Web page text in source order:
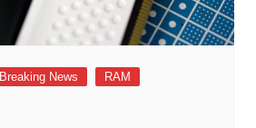
Breaking News
RAM